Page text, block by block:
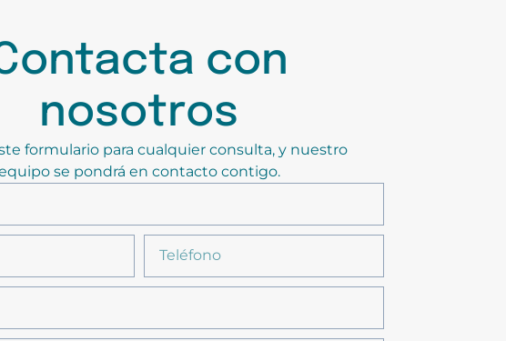
con
nosotros
formulario para cualquier consulta, y nuestro
se pondrá en contacto contigo.